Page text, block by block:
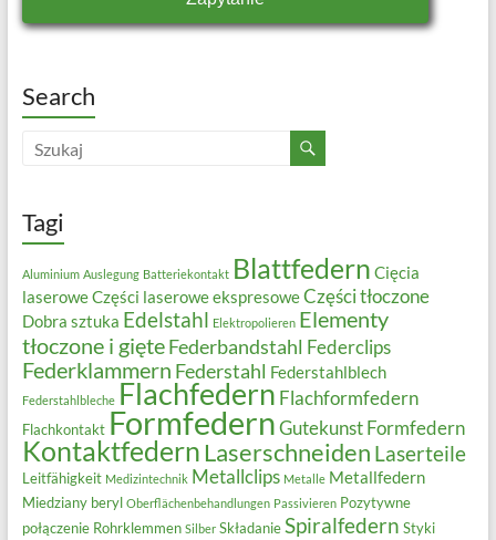
Search
Tagi
Aluminium Auslegung Batteriekontakt Blattfedern Cięcia
laseroweCzęści laserowe ekspresoweCzęści tłoczone
Dobra sztuka Edelstahl Elektropolieren Elementy
tłoczone i gięteFederbandstahl Federclips
Federklammern Federstahl Federstahlblech
Federstahlbleche Flachfedern Flachformfedern
Flachkontakt FormfedernGutekunst Formfedern
Kontaktfedern Laserschneiden Laserteile
Leitfähigkeit Medizintechnik Metallclips Metalle Metallfedern
Miedziany beryl Oberflächenbehandlungen Passivieren Pozytywne
połączenie Rohrklemmen Silber Składanie Spiralfedern Styki